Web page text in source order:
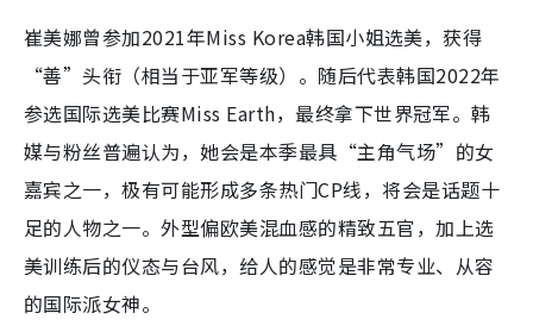
崔美娜曾参加2021年Miss Korea韩国小姐选美，获得
“善”头衔（相当于亚军等级）。随后代表韩国2022年
参选国际选美比赛Miss Earth，最终拿下世界冠军。韩
媒与粉丝普遍认为，她会是本季最具“主角气场”的女
嘉宾之一，极有可能形成多条热门CP线，将会是话题十
足的人物之一。外型偏欧美混血感的精致五官，加上选
美训练后的仪态与台风，给人的感觉是非常专业、从容
的国际派女神。